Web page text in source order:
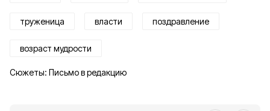
труженица власти поздравление
возраст мудрости
Сюжеты: Письмо в редакцию